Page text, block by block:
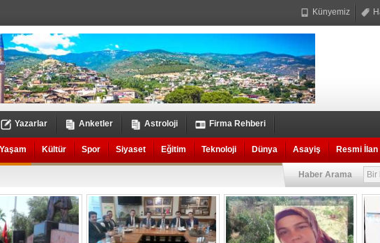
Künyemiz
Yazarlar Anketler Astroloji Firma Rehberi
Yaşam Kültür Spor Siyaset Eğitim Teknoloji Dünya Asayiş Resmi İlan
Haber Arama